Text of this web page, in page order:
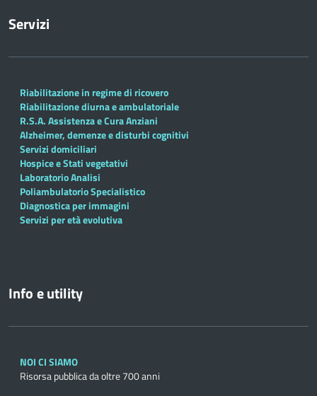
Servizi
Riabilitazione in regime di ricovero
Riabilitazione diurna e ambulatoriale
R.S.A. Assistenza e Cura Anziani
Alzheimer, demenze e disturbi cognitivi
Servizi domiciliari
Hospice e Stati vegetativi
Laboratorio Analisi
Poliambulatorio Specialistico
Diagnostica per immagini
Servizi per età evolutiva
Info e utility
NOI CI SIAMO
Risorsa pubblica da oltre 700 anni